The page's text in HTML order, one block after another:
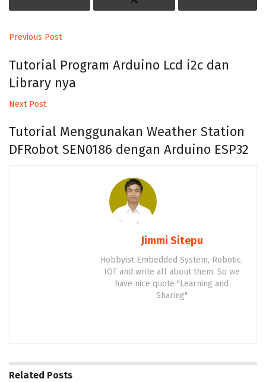
Previous Post
Tutorial Program Arduino Lcd i2c dan
Library nya
Next Post
Tutorial Menggunakan Weather Station
DFRobot SEN0186 dengan Arduino ESP32
Jimmi Sitepu
Hobbyist Embedded System, Robotic,
IOT and write all about them. So we
have nice quote "Learning and
Sharing"
Related Posts